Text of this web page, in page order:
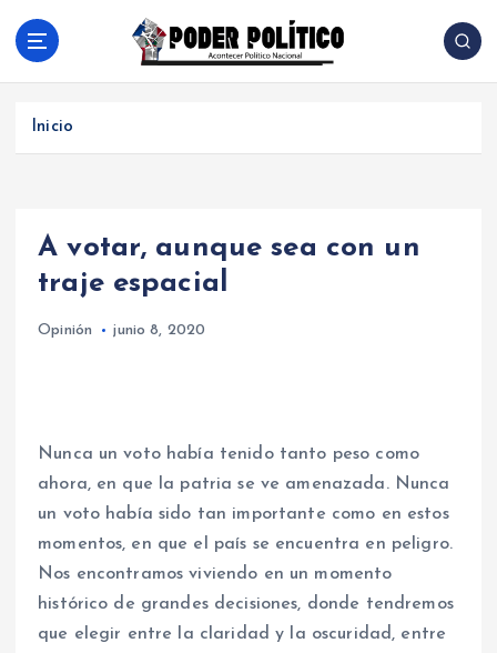
Acontecer Politico Nacional
Inicio
A votar, aunque sea con un
traje espacial
Opinión junio 8, 2020
Nunca un voto había tenido tanto peso como
ahora, en que la patria se ve amenazada. Nunca
un voto había sido tan importante como en estos
momentos, en que el país se encuentra en peligro.
Nos encontramos viviendo en un momento
histórico de grandes decisiones, donde tendremos
que elegir entre la claridad y la oscuridad, entre